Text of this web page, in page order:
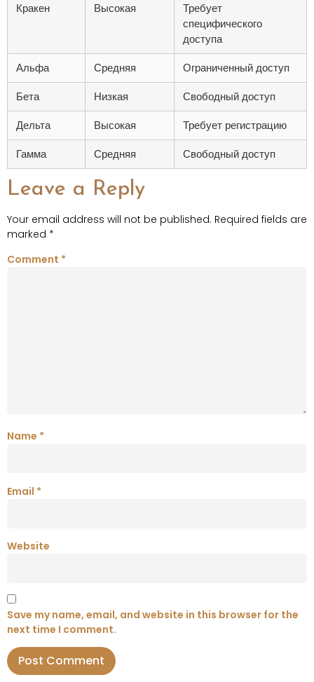
Кракен
Высокая
Требует
специфического
доступа
Альфа
Средняя
Ограниченный доступ
Бета
Низкая
Свободный доступ
Дельта
Высокая
Требует регистрацию
Гамма
Средняя Свободный доступ
Leave a Reply
Your email address will not be published. Required fields are
marked *
Comment *
Name *
Email *
Website
Save my name, email, and website in this browser for the
next time I comment.